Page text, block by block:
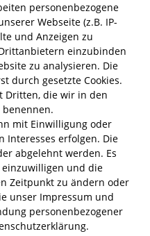
Lime GinMonkey 47 Gin
of Harris GinThomas
BoxSan Marzano
Albaöl Tartufi Pralinen
Fentimans Tonic
Abhollager
32-34
I 1. OG
personenbezogene
Webseite (z.B. IP-
und Anzeigen zu
einzubinden
zu analysieren. Die
durch gesetzte Cookies.
Dritten, die wir in den
mit Einwilligung oder
Interesses erfolgen. Die
abgelehnt werden. Es
einzuwilligen und die
Zeitpunkt zu ändern oder
unser Impressum und
personenbezogener
.